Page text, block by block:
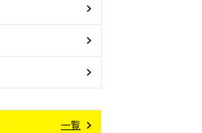
一覧